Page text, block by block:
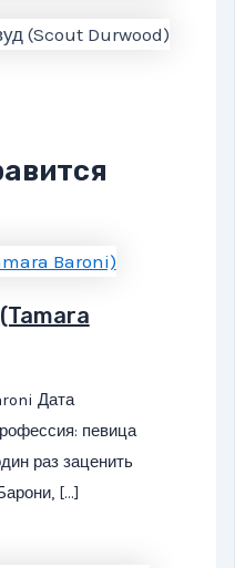
Дата
певица
раз заценить
[…]